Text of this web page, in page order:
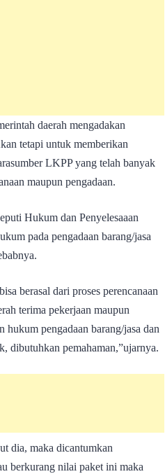
daerah mengadakan
tetapi untuk memberikan
LKPP yang telah banyak
maupun pengadaan.
Hukum dan Penyelesaaan
pada pengadaan barang/jasa
berasal dari proses perencanaan
terima pekerjaan maupun
hukum pengadaan barang/jasa dan
dibutuhkan pemahaman,”ujarnya.
dia, maka dicantumkan
berkurang nilai paket ini maka